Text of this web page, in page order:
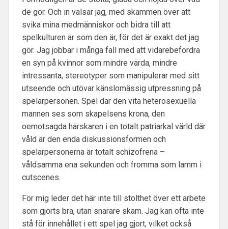
de gör. Och in valsar jag, med skammen över att
svika mina medmänniskor och bidra till att
spelkulturen är som den är, för det är exakt det jag
gör. Jag jobbar i många fall med att vidarebefordra
en syn på kvinnor som mindre värda, mindre
intressanta, stereotyper som manipulerar med sitt
utseende och utövar känslomässig utpressning på
spelarpersonen. Spel där den vita heterosexuella
mannen ses som skapelsens krona, den
oemotsagda härskaren i en totalt patriarkal värld där
våld är den enda diskussionsformen och
spelarpersonerna är totalt schizofrena –
våldsamma ena sekunden och fromma som lamm i
cutscenes.
För mig leder det här inte till stolthet över ett arbete
som gjorts bra, utan snarare skam. Jag kan ofta inte
stå för innehållet i ett spel jag gjort, vilket också